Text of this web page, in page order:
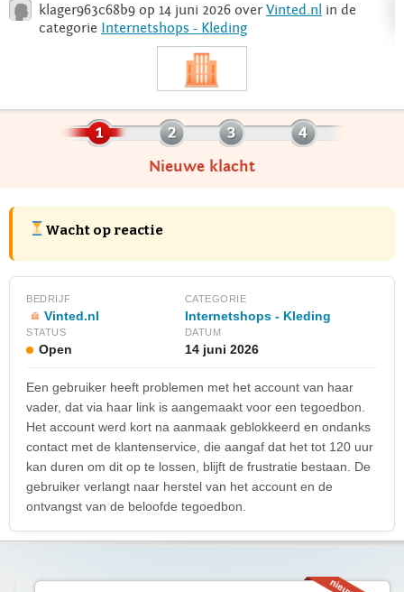
Login
klager963c68b9 op 14 juni 2026 overVinted.nl in de
categorie Internetshops - Kleding
Nieuwe klacht
Wacht op reactie
BEDRIJF
Vinted.nl
CATEGORIE
Internetshops - Kleding
STATUS
Open
DATUM
14 juni 2026
Een gebruiker heeft problemen met het account van haar
vader, dat via haar link is aangemaakt voor een tegoedbon.
Het account werd kort na aanmaak geblokkeerd en ondanks
contact met de klantenservice, die aangaf dat het tot 120 uur
kan duren om dit op te lossen, blijft de frustratie bestaan. De
gebruiker verlangt naar herstel van het account en de
ontvangst van de beloofde tegoedbon.